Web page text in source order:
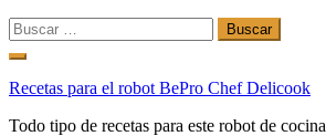
Buscar:
Ir
contenido
Recetas para el robot BePro Chef Delicook
Todo tipo de recetas para este robot de cocina